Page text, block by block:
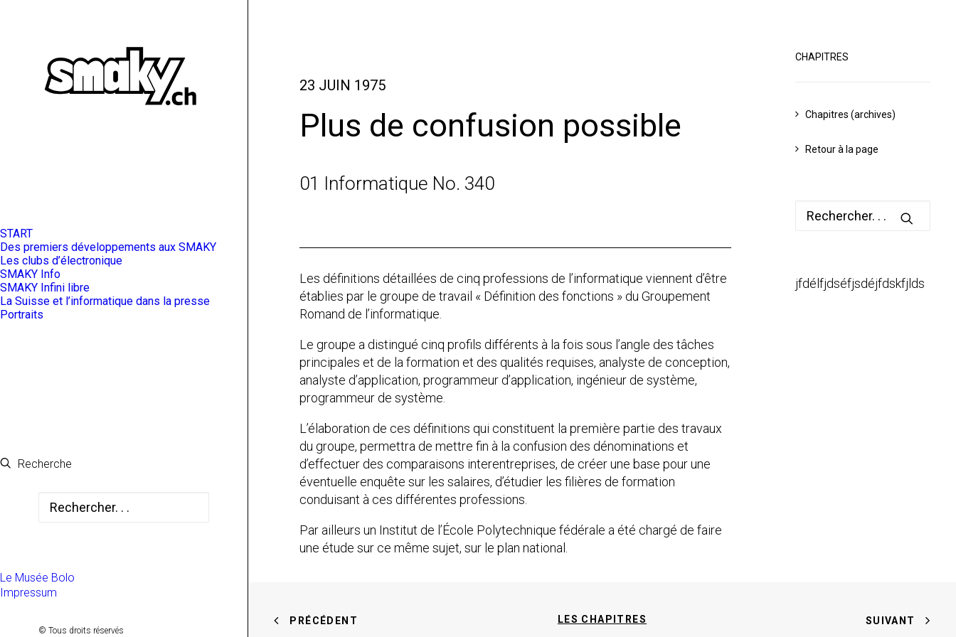
START
Des premiers développements aux SMAKY
Les clubs d’électronique
SMAKY Info
SMAKY Infini libre
La Suisse et l’informatique dans la presse
Portraits
Recherche
Le Musée Bolo
Impressum
© Tous droits réservés
23 JUIN 1975
Plus de confusion possible
01 Informatique No. 340
Les définitions détaillées de cinq professions de l’informatique viennent d’être
établies par le groupe de travail « Définition des fonctions » du Groupement
Romand de l’informatique.
Le groupe a distingué cinq profils différents à la fois sous l’angle des tâches
principales et de la formation et des qualités requises, analyste de conception,
analyste d’application, programmeur d’application, ingénieur de système,
programmeur de système.
L’élaboration de ces définitions qui constituent la première partie des travaux
du groupe, permettra de mettre fin à la confusion des dénominations et
d’effectuer des comparaisons interentreprises, de créer une base pour une
éventuelle enquête sur les salaires, d’étudier les filières de formation
conduisant à ces différentes professions.
Par ailleurs un Institut de l’École Polytechnique fédérale a été chargé de faire
une étude sur ce même sujet, sur le plan national.
CHAPITRES
Chapitres (archives)
Retour à la page
jfdélfjdséfjsdéjfdskfjlds
PRÉCÉDENT LES CHAPITRES SUIVANT